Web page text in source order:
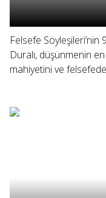
Felsefe
Duralı, düşünmenin
mahiyetini ve